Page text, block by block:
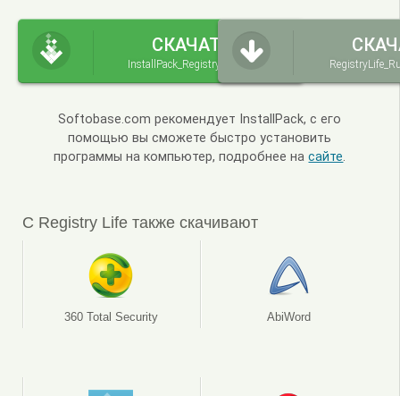
СКАЧАТЬ
InstallPack_Registry-Life.exe
Softobase.com рекомендует InstallPack, с его
помощью вы сможете быстро установить
программы на компьютер, подробнее насайте.
С Registry Life также скачивают
360 Total Security AbiWord